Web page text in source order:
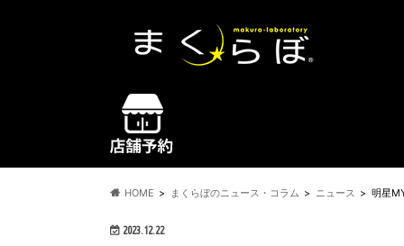
HOME まくらぼのニュース・コラム ニュース 明星
2023.12.22